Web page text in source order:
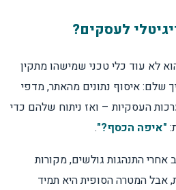
עסקית לנתון מדיד
בהגדרת המרות
לעסקים?
לא עוד כלי טכני שמישהו מתקין
שלם: איסוף נתונים מהאתר, מדפי
העסקיות – ואז ניתוח שלהם כדי
"איפה הכסף?".
התנהגות גולשים, מקורות
אבל המטרה הסופית היא תמיד